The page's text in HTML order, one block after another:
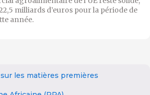
milliards d’euros pour la période de
année.
les matières premières